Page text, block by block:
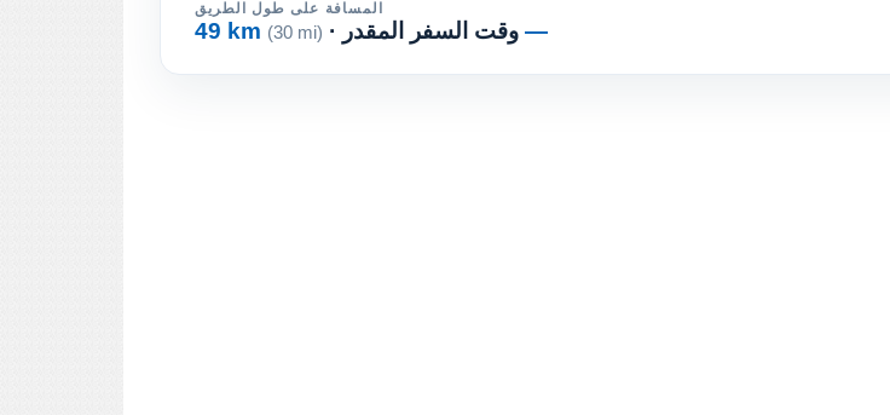
المسافة على طول الطريق
49 km (30 mi) —